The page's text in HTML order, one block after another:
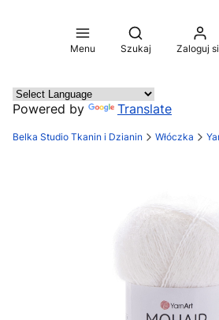
Menu
Otwórz
Szukaj Zaloguj
Powered by Translate
Belka Studio Tkanin i Dzianin Włóczka